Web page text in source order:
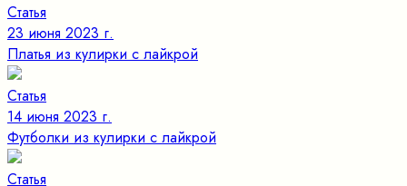
Статья
23 июня 2023 г.
Платья из кулирки с лайкрой
Статья
14 июня 2023 г.
Футболки из кулирки с лайкрой
Статья